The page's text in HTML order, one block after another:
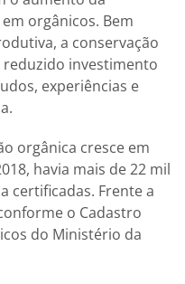
orgânicos. Bem
a conservação
reduzido investimento
experiências e
orgânica cresce em
havia mais de 22 mil
certificadas. Frente a
o Cadastro
do Ministério da